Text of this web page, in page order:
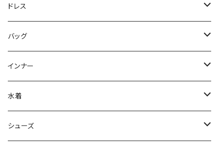
ニット/セーター
パーカー
スウェット/トレーナー
その他
ノースリーブ
その他
チュニック
デニム
レギンス
その他
オールインワン
ロング
その他
ジャケット
その他
パンツスーツ
スカートスーツ
その他
ドレス
ミニ/ショート
ミディアム/ミモレ
ロング/マキシ
袖付き
バッグ
サブバッグ
クラッチバッグ
フォーマルバッグ
インナー
ブラ/ブラトップ/ベアトップ
ショーツ
水着
タンキニ
シューズ